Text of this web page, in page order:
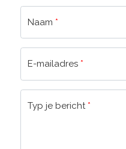
Naam *
E-mailadres *
Typ je bericht *